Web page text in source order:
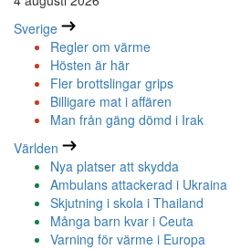
Sverige
Regler om värme
Hösten är här
Fler brottslingar grips
Billigare mat i affären
Man från gäng dömd i Irak
Världen
Nya platser att skydda
Ambulans attackerad i Ukraina
Skjutning i skola i Thailand
Många barn kvar i Ceuta
Varning för värme i Europa